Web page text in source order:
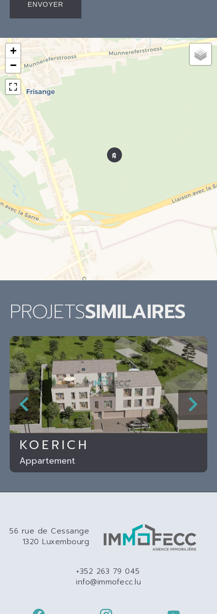
ENVOYER
+
−
PROJETSSIMILAIRES
KOERICH
Appartement
56 rue de Cessange
1320 Luxembourg
+352 263 79 045
info@immofecc.lu